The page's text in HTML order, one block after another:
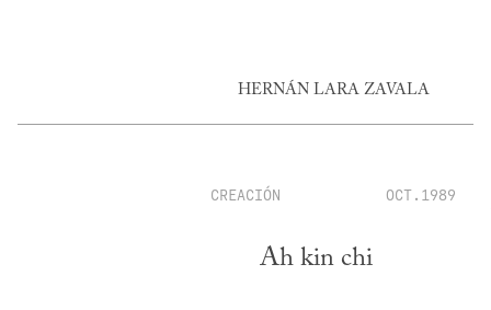
HERNÁN LARA ZAVALA
CREACIÓN OCT.1989
Ah kin chi